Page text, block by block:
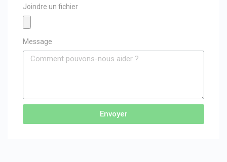
Joindre un fichier
Message
Envoyer